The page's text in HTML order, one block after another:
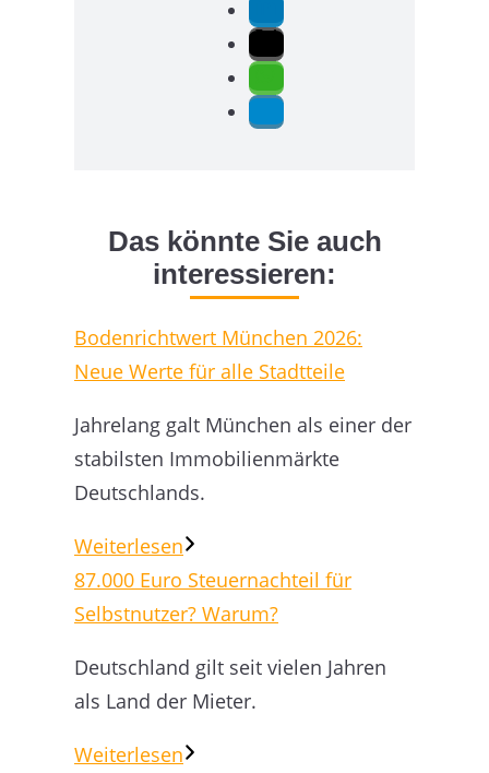
Das könnte Sie auch
interessieren:
Bodenrichtwert München 2026:
Neue Werte für alle Stadtteile
Jahrelang galt München als einer der
stabilsten Immobilienmärkte
Deutschlands.
Weiterlesen
87.000 Euro Steuernachteil für
Selbstnutzer? Warum?
Deutschland gilt seit vielen Jahren
als Land der Mieter.
Weiterlesen